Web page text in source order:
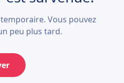
Vous pouvez
peu plus tard.